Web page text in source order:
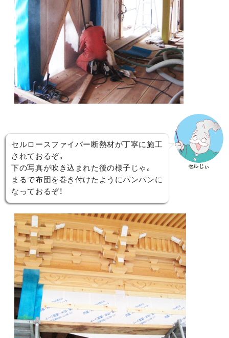
セルロースファイバー断熱材が丁寧に施工
されておるぞ。
下の写真が吹き込まれた後の様子じゃ。
まるで布団を巻き付けたようにパンパンに
なっておるぞ！
セルじぃ